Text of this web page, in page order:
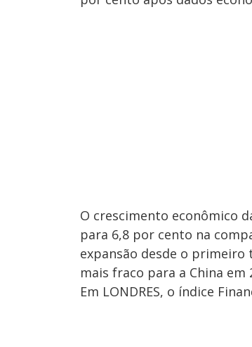
O crescimento econômico
para 6,8 por cento na
expansão desde o
mais fraco para a China em
Em LONDRES, o índice